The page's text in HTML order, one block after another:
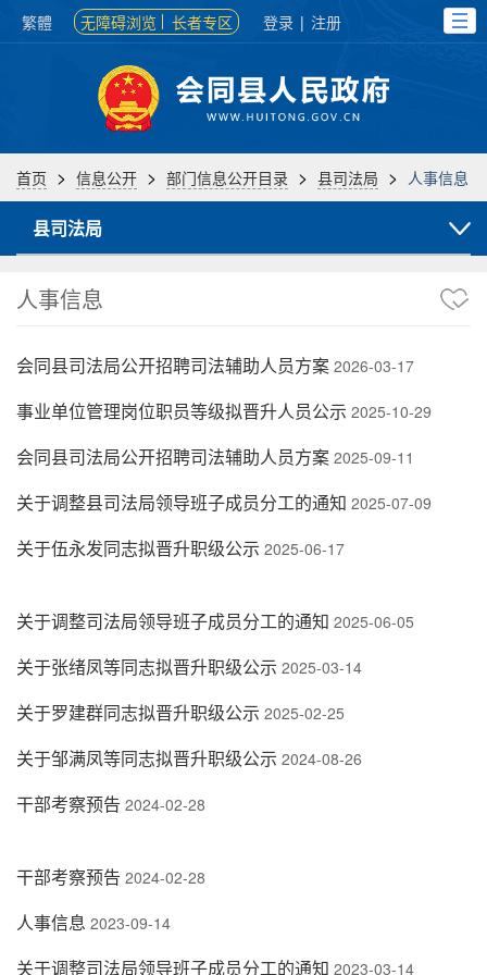
繁體 无障碍浏览 长者专区 登录 | 注册
首页 > 信息公开 > 部门信息公开目录 > 县司法局 > 人事信息
县司法局
人事信息
会同县司法局公开招聘司法辅助人员方案 2026-03-17
事业单位管理岗位职员等级拟晋升人员公示 2025-10-29
会同县司法局公开招聘司法辅助人员方案 2025-09-11
关于调整县司法局领导班子成员分工的通知 2025-07-09
关于伍永发同志拟晋升职级公示 2025-06-17
关于调整司法局领导班子成员分工的通知 2025-06-05
关于张绪凤等同志拟晋升职级公示 2025-03-14
关于罗建群同志拟晋升职级公示 2025-02-25
关于邹满凤等同志拟晋升职级公示 2024-08-26
干部考察预告 2024-02-28
干部考察预告 2024-02-28
人事信息 2023-09-14
关于调整司法局领导班子成员分工的通知 2023-03-14